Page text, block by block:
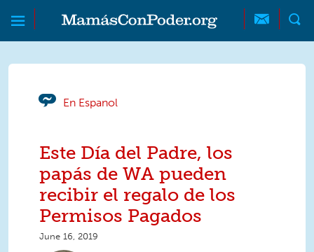
Skip to main content
Skip to main content
MamásConPoder
En Espanol
Este Día del Padre, los
papás de WA pueden
recibir el regalo de los
Permisos Pagados
June 16, 2019